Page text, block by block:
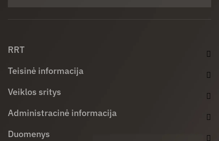
RRT
Teisinė informacija
Veiklos sritys
Administracinė informacija
Duomenys